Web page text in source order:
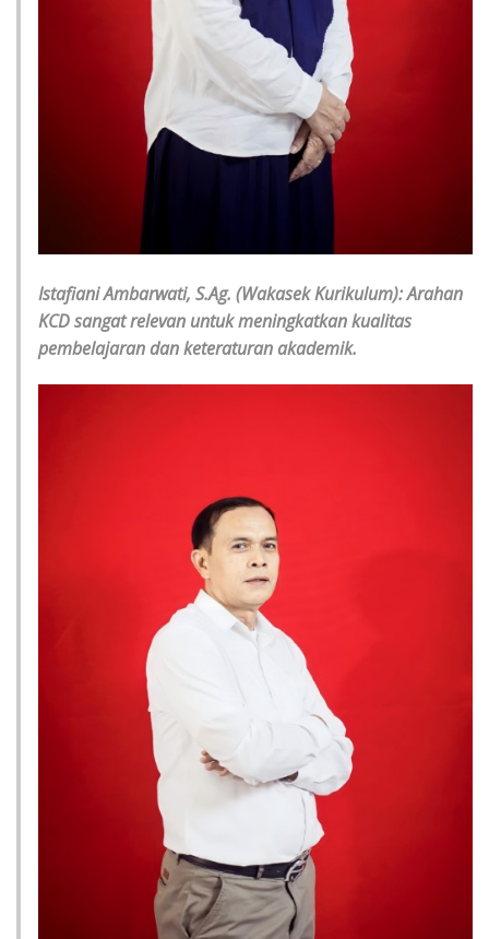
Istafiani Ambarwati, S.Ag. (Wakasek Kurikulum): Arahan
KCD sangat relevan untuk meningkatkan kualitas
pembelajaran dan keteraturan akademik.